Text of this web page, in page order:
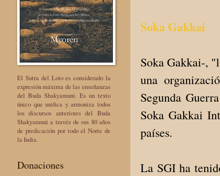
Soka Gakkai
Soka Gakkai-,
una
Segunda
Soka Gakkai
países.
La SGI ha
El Sutra del Loto es considerado la
expresión máxima de las enseñanzas
del Buda Shakyamuni. Es un texto
único que unifica y armoniza todos
los discursos anteriores del Buda
Shakyamuni a travéz de sus 80 años
de predicación por todo el Norte de
la India.
Donaciones